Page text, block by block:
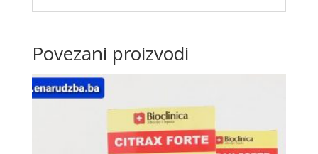
Povezani proizvodi